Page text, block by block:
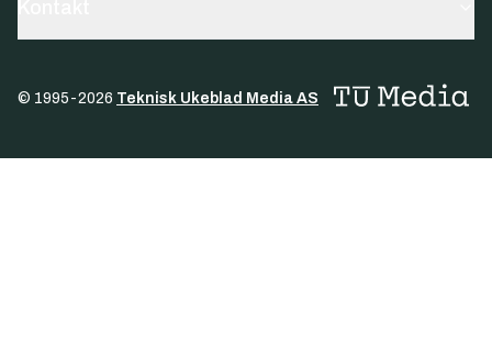
© 1995-2026 Teknisk Ukeblad Media AS